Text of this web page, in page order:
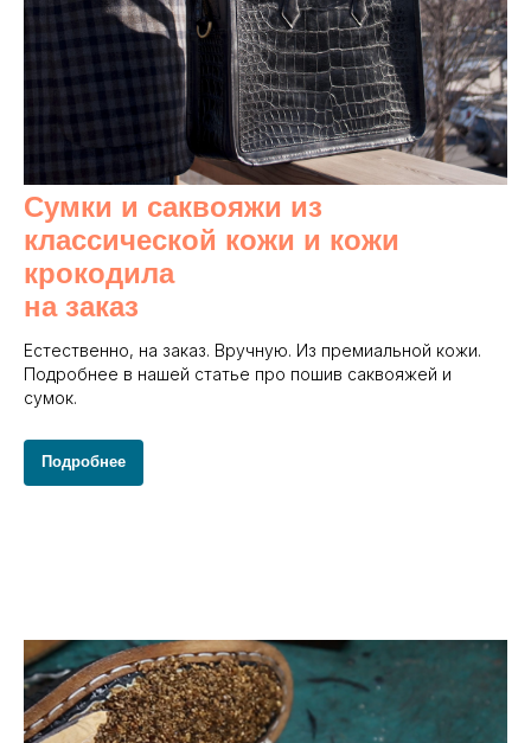
Сумки и саквояжи из
классической кожи и кожи
крокодила
на заказ
Естественно, на заказ. Вручную. Из премиальной кожи.
Подробнее в нашей статье про пошив саквояжей и
сумок.
Подробнее